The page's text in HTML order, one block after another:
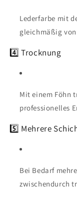
Lederfarbe mit
gleichmäßig
4️⃣ Trocknung
Mit einem Föhn
professionelles
5️⃣ Mehrere
Bei Bedarf
zwischendurch